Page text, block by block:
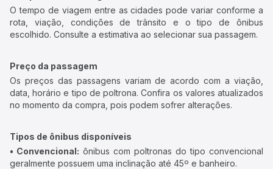
O tempo de viagem entre as cidades pode variar conforme a
rota, viação, condições de trânsito e o tipo de ônibus
escolhido. Consulte a estimativa ao selecionar sua passagem.
Preço da passagem
Os preços das passagens variam de acordo com a viação,
data, horário e tipo de poltrona. Confira os valores atualizados
no momento da compra, pois podem sofrer alterações.
Tipos de ônibus disponíveis
• Convencional: ônibus com poltronas do tipo convencional
geralmente possuem uma inclinação até 45º e banheiro.